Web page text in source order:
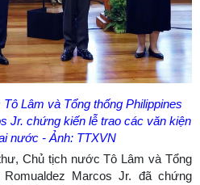
Lâm và Tổng thống Philippines
Jr. chứng kiến lễ trao các văn kiện
nước - Ảnh: TTXVN
Chủ tịch nước Tô Lâm và Tổng
Romualdez Marcos Jr. đã chứng